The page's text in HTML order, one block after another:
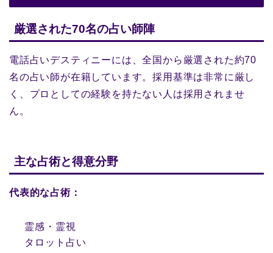
厳選された70名の占い師陣
電話占いデスティニーには、全国から厳選された約70
名の占い師が在籍しています。採用基準は非常に厳し
く、プロとしての経験を持たない人は採用されませ
ん。
主な占術と得意分野
代表的な占術：
霊感・霊視
タロット占い